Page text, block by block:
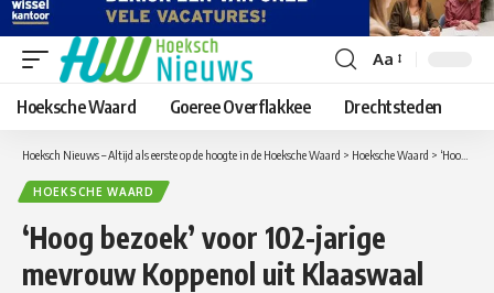
Lettergrootte
aanpassen
Aa
Hoeksche Waard Goeree Overflakkee Drechtsteden
Hoeksch Nieuws – Altijd als eerste op de hoogte in de Hoeksche Waard > Hoeksche Waard > ‘Hoog bezoek’ voor 102-jarige mevrouw Koppenol uit Klaaswaal
HOEKSCHE WAARD
‘Hoog bezoek’ voor 102-jarige
mevrouw Koppenol uit Klaaswaal